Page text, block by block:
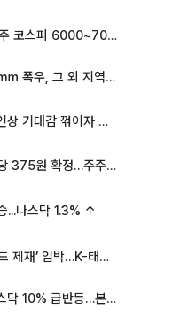
[주간증시전망] 다음주 코스피 6000~7000⋯“外人 수급은 정책이 변수”
동해안은 시간당 80㎜ 폭우, 그 외 지역은 폭염…‘극과 극 날씨’
뉴욕증시, 연준 금리인상 기대감 꺾이자 상승...S&P500 사상 최고치 [종합]
SK하이닉스, 분기배당 375원 확정…주주환원책 9월로 앞당겨 발표
...나스닥 1.3% ↑
美 ‘232조 하이브리드 제재’ 임박…K-태양광, 불확실성 털고 날개 다나
[베스트&워스트] 코스닥 10% 급반등…본느, 최대주주 변경 기대에 270% 폭등